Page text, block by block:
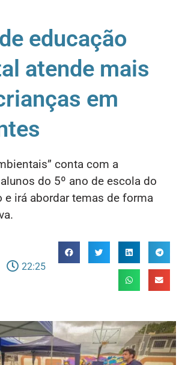
educação
atende mais
em
conta com a
do 5º ano de escola do
e irá abordar temas de forma
22:25